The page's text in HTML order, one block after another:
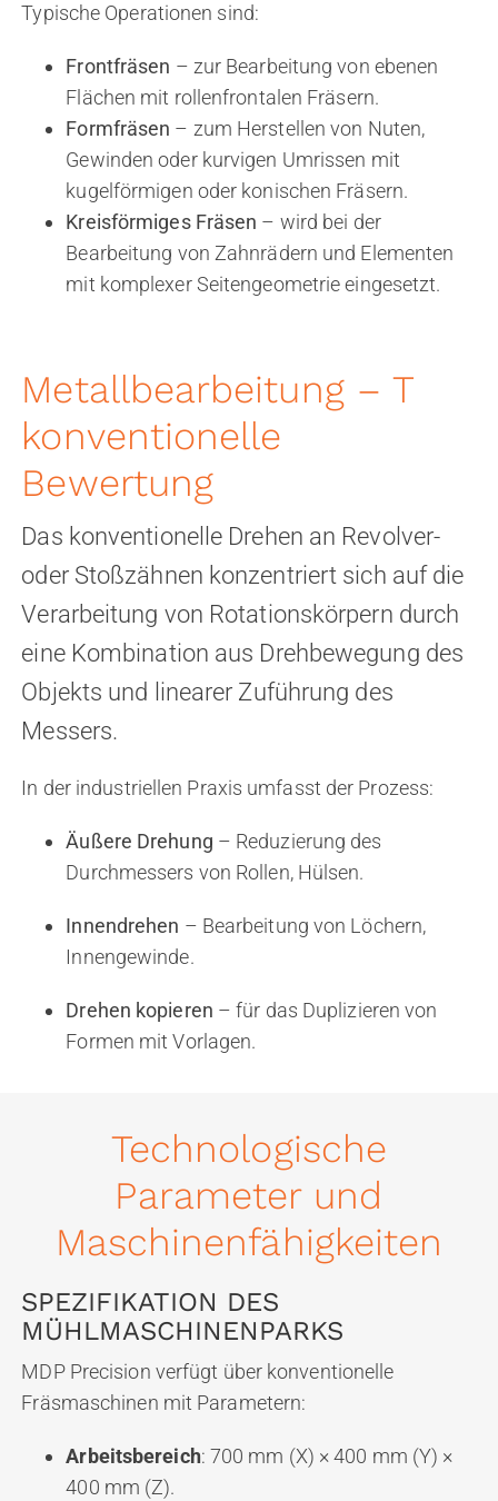
Typische Operationen sind:
Frontfräsen – zur Bearbeitung von ebenen
Flächen mit rollenfrontalen Fräsern.
Formfräsen – zum Herstellen von Nuten,
Gewinden oder kurvigen Umrissen mit
kugelförmigen oder konischen Fräsern.
Kreisförmiges Fräsen – wird bei der
Bearbeitung von Zahnrädern und Elementen
mit komplexer Seitengeometrie eingesetzt.
Metallbearbeitung – T
konventionelle
Bewertung
Das konventionelle Drehen an Revolver-
oder Stoßzähnen konzentriert sich auf die
Verarbeitung von Rotationskörpern durch
eine Kombination aus Drehbewegung des
Objekts und linearer Zuführung des
Messers.
In der industriellen Praxis umfasst der Prozess:
Äußere Drehung – Reduzierung des
Durchmessers von Rollen, Hülsen.
Innendrehen – Bearbeitung von Löchern,
Innengewinde.
Drehen kopieren – für das Duplizieren von
Formen mit Vorlagen.
Technologische
Parameter und
Maschinenfähigkeiten
SPEZIFIKATION DES
MÜHLMASCHINENPARKS
MDP Precision verfügt über konventionelle
Fräsmaschinen mit Parametern:
Arbeitsbereich: 700 mm (X) × 400 mm (Y) ×
400 mm (Z).